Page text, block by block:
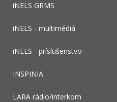
iNELS GRMS
iNELS - multimédiá
iNELS - príslušenstvo
INSPINIA
LARA rádio/interkom